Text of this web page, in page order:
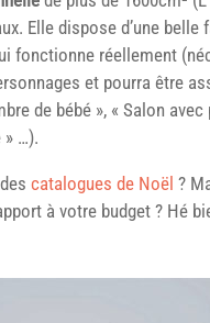
Elle dispose d’une belle
fonctionne réellement
et pourra être
de bébé », « Salon
» …).
catalogues de Noël ?
à votre budget ? Hé